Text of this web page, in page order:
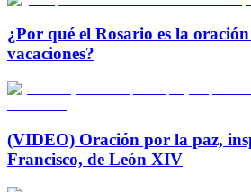
¿Por qué el Rosario es la
vacaciones?
(VIDEO) Oración por la paz,
Francisco, de León XIV